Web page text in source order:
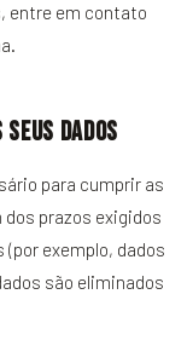
entre em contato
dados
para cumprir as
prazos exigidos
exemplo, dados
são eliminados